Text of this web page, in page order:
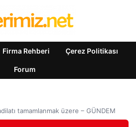
Firma Rehberi Çerez Politikası
Forum
tamamlanmak üzere – GÜNDEM